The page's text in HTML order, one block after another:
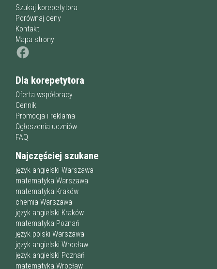
Szukaj korepetytora
Porównaj ceny
Kontakt
Mapa strony
Dla korepetytora
Oferta współpracy
Cennik
Promocja i reklama
Ogłoszenia uczniów
FAQ
Najczęściej szukane
język angielski Warszawa
matematyka Warszawa
matematyka Kraków
chemia Warszawa
język angielski Kraków
matematyka Poznań
język polski Warszawa
język angielski Wrocław
język angielski Poznań
matematyka Wrocław